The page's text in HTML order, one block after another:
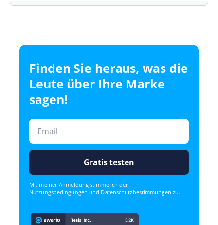
Finden Sie heraus, was die
Leute über Ihre Marke
sagen!
Gratis testen
Mit meiner Anmeldung stimme ich den
Nutzungsbedingungen und Datenschutzbestimmungen zu.